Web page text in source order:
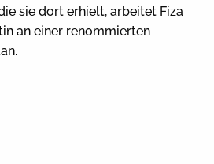
sie dort erhielt, arbeitet Fiza
an einer renommierten